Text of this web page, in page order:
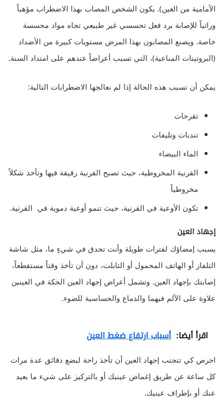
الأمامية من العين). يكون الشخص المصاب بهذا الاضطراب مؤهباً
وراثياً للإصابة برد فعل تحسسي غير طبيعي تجاه مواد محسسة
خاصة. ويصنع المصابون بهذا المرض مستويات كبيرة من الأضداد
(البروتينات المناعية)، التي تسبب أعراضاً عندهم على امتداد السنة.
يمكن أن تسبب هذه الحالة إذا لم نعالجها الاضطرابات التالية:
تقرحات
تندبات وتليفات
الماء البيضاء
القرنية المخروطية، حيث تصبح القرنية رقيقة فيها وتأخذ شكلاً
مخروطياً
تكون الأوعية في القرنية، حيث تنمو أوعية دموية في القرنية.
إجهاد العين
يسبب إمضاؤك لفترات طويلة وأنت تحدق في شيءٍ ما، مثل شاشة
التلفاز أو الهاتف المحمول أو التابلت، دون أن تأخذ وقتاً مستقطعاً،
إصابتك بإجهاد العين. وتشمل أعراض إجهاد العين الحكة في العينين
علاوة على الألم فيهما والدماع والحساسية للضوء.
اقرأ أيضا: أسباب ارتفاع ضغط العين
احرص كي تتجنب إجهاد العين أن تأخذ راحة لبضع دقائق عدة مرات
كل ساعة عن طريق إغماض عينيك أو بالتركيز على شيء ما بعيد
عنك أو بإطراف عينيك.